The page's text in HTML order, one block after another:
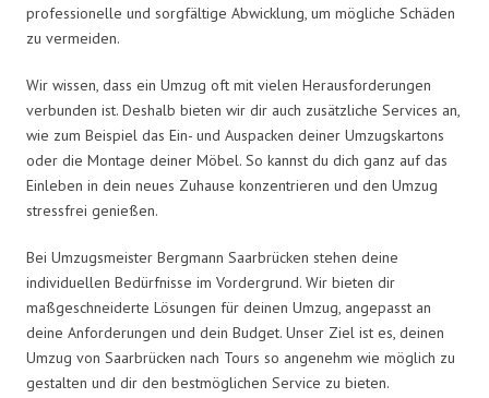
professionelle und sorgfältige Abwicklung, um mögliche Schäden
zu vermeiden.
Wir wissen, dass ein Umzug oft mit vielen Herausforderungen
verbunden ist. Deshalb bieten wir dir auch zusätzliche Services an,
wie zum Beispiel das Ein- und Auspacken deiner Umzugskartons
oder die Montage deiner Möbel. So kannst du dich ganz auf das
Einleben in dein neues Zuhause konzentrieren und den Umzug
stressfrei genießen.
Bei Umzugsmeister Bergmann Saarbrücken stehen deine
individuellen Bedürfnisse im Vordergrund. Wir bieten dir
maßgeschneiderte Lösungen für deinen Umzug, angepasst an
deine Anforderungen und dein Budget. Unser Ziel ist es, deinen
Umzug von Saarbrücken nach Tours so angenehm wie möglich zu
gestalten und dir den bestmöglichen Service zu bieten.